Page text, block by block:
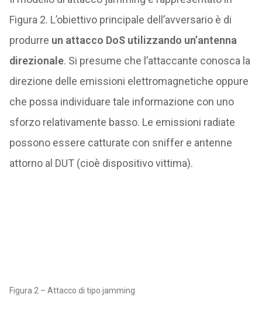
Figura 2. L’obiettivo principale dell’avversario è di
produrre un attacco DoS utilizzando un’antenna
direzionale. Si presume che l’attaccante conosca la
direzione delle emissioni elettromagnetiche oppure
che possa individuare tale informazione con uno
sforzo relativamente basso. Le emissioni radiate
possono essere catturate con sniffer e antenne
attorno al DUT (cioè dispositivo vittima).
Figura 2 – Attacco di tipo jamming